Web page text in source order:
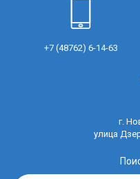
+7 (48762) 6-14-63
г.
улица